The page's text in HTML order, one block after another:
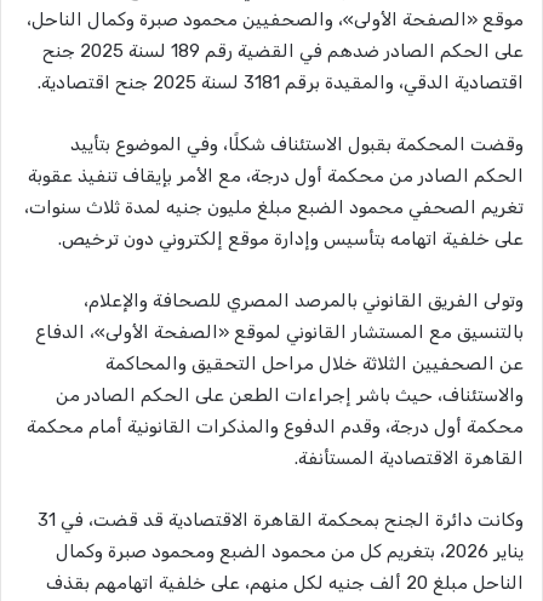
موقع «الصفحة الأولى»، والصحفيين محمود صبرة وكمال الناحل،
على الحكم الصادر ضدهم في القضية رقم 189 لسنة 2025 جنح
اقتصادية الدقي، والمقيدة برقم 3181 لسنة 2025 جنح اقتصادية.
وقضت المحكمة بقبول الاستئناف شكلًا، وفي الموضوع بتأييد
الحكم الصادر من محكمة أول درجة، مع الأمر بإيقاف تنفيذ عقوبة
تغريم الصحفي محمود الضبع مبلغ مليون جنيه لمدة ثلاث سنوات،
على خلفية اتهامه بتأسيس وإدارة موقع إلكتروني دون ترخيص.
وتولى الفريق القانوني بالمرصد المصري للصحافة والإعلام،
بالتنسيق مع المستشار القانوني لموقع «الصفحة الأولى»، الدفاع
عن الصحفيين الثلاثة خلال مراحل التحقيق والمحاكمة
والاستئناف، حيث باشر إجراءات الطعن على الحكم الصادر من
محكمة أول درجة، وقدم الدفوع والمذكرات القانونية أمام محكمة
القاهرة الاقتصادية المستأنفة.
وكانت دائرة الجنح بمحكمة القاهرة الاقتصادية قد قضت، في 31
يناير 2026، بتغريم كل من محمود الضبع ومحمود صبرة وكمال
الناحل مبلغ 20 ألف جنيه لكل منهم، على خلفية اتهامهم بقذف